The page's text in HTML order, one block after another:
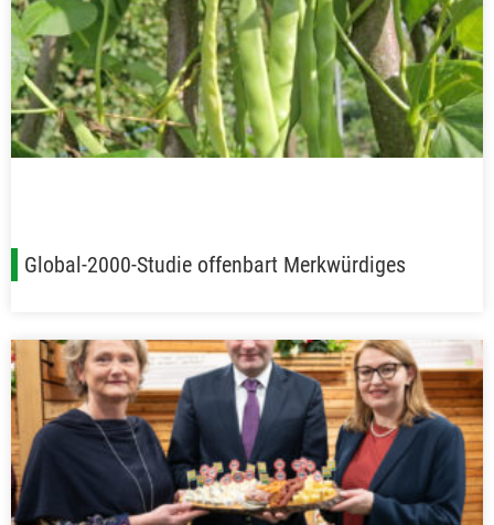
Global-2000-Studie offenbart Merkwürdiges